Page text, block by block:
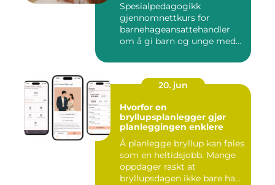
Spesialpedagogikk
gjennomnettkurs for
barnehageansattehandler
om å gi barn og unge med
20. jun
Hvorfor en
bryllupsplanlegger gjør
planleggingen enklere
Å planlegge bryllup kan føles
som en heltidsjobb. Mange
oppdager raskt at
bryllupsdagen ikke bare ha...